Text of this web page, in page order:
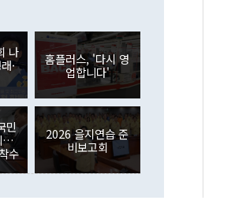
제포럼(EEF)'을 언급하
한 데 대해서도 조 장관
도가 나가지 않았다"고
정부 내 조율을 거치지
와 국호 사용, 9·19 군
정할 사안이 아니어서 월
의 업무보고를 듣고 난
"라고 재차 확인했다. 정
가안전보장회의(NSC)
각에 가깝다"며 "안보 관
진하겠다고 업무보고를
한다'고 주장한 것은 심각
. 직접투자에서는 내국
투자가 46억3000만달러
식 매도세가 이어졌다. 외
으로 316억1000만달러
대 순매도 기록을 다시
(WGBI) 자금 유입에도
9000만달러를 기록했
억6000만달러 증가했
나
·
홈플러스, '다시 영
업합니다'
민
…
수
2026 을지연습 준
비보고회